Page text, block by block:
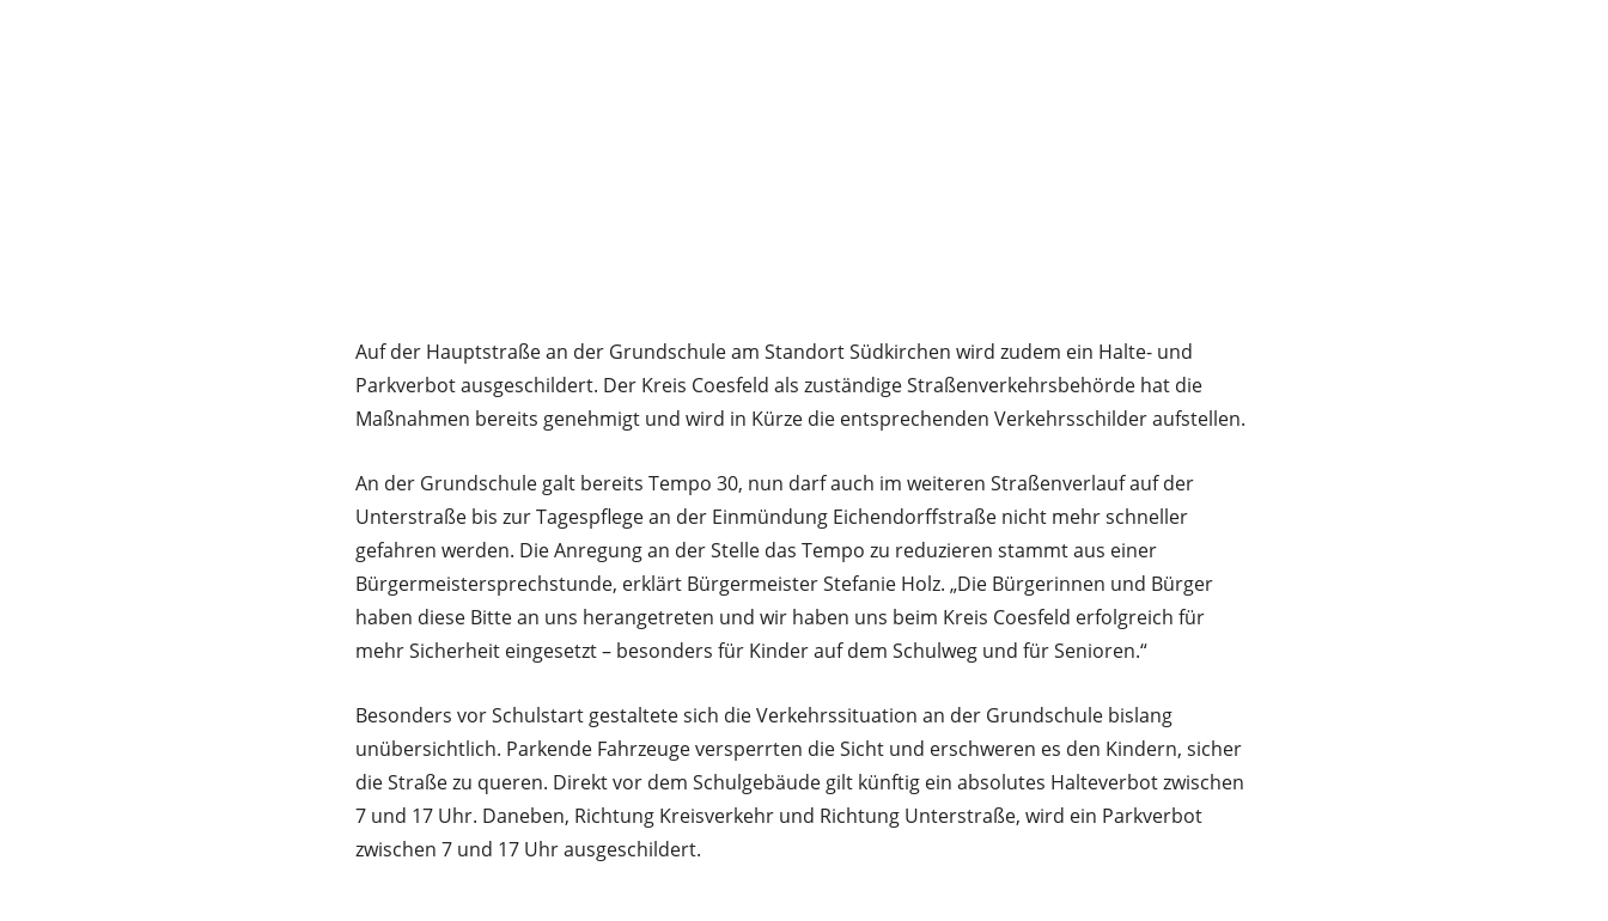
Auf der Hauptstraße an der Grundschule am Standort Südkirchen wird zudem ein Halte- und
Parkverbot ausgeschildert. Der Kreis Coesfeld als zuständige Straßenverkehrsbehörde hat die
Maßnahmen bereits genehmigt und wird in Kürze die entsprechenden Verkehrsschilder aufstellen.
An der Grundschule galt bereits Tempo 30, nun darf auch im weiteren Straßenverlauf auf der
Unterstraße bis zur Tagespflege an der Einmündung Eichendorffstraße nicht mehr schneller
gefahren werden. Die Anregung an der Stelle das Tempo zu reduzieren stammt aus einer
Bürgermeistersprechstunde, erklärt Bürgermeister Stefanie Holz. „Die Bürgerinnen und Bürger
haben diese Bitte an uns herangetreten und wir haben uns beim Kreis Coesfeld erfolgreich für
mehr Sicherheit eingesetzt – besonders für Kinder auf dem Schulweg und für Senioren.“
Besonders vor Schulstart gestaltete sich die Verkehrssituation an der Grundschule bislang
unübersichtlich. Parkende Fahrzeuge versperrten die Sicht und erschweren es den Kindern, sicher
die Straße zu queren. Direkt vor dem Schulgebäude gilt künftig ein absolutes Halteverbot zwischen
7 und 17 Uhr. Daneben, Richtung Kreisverkehr und Richtung Unterstraße, wird ein Parkverbot
zwischen 7 und 17 Uhr ausgeschildert.